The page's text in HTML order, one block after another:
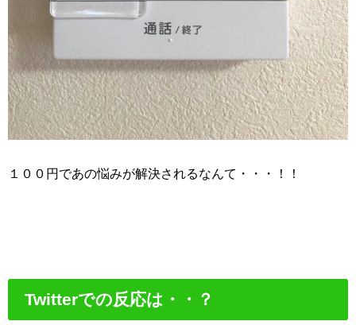
１００円であの悩みが解決されるなんて・・・！！
Twitterでの反応は・・？